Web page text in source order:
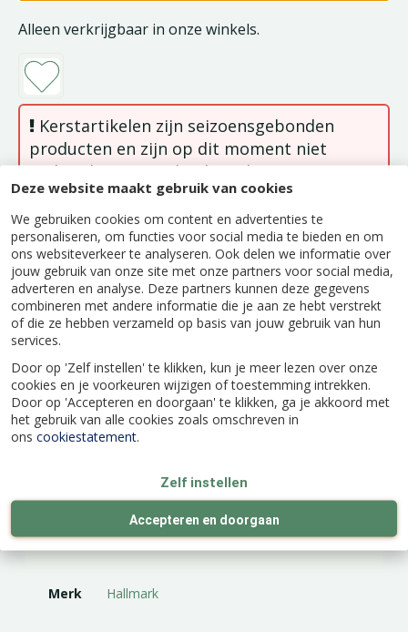
Deze website maakt gebruik van cookies
We gebruiken cookies om content en advertenties te
personaliseren, om functies voor social media te bieden en om
ons websiteverkeer te analyseren. Ook delen we informatie over
jouw gebruik van onze site met onze partners voor social media,
adverteren en analyse. Deze partners kunnen deze gegevens
combineren met andere informatie die je aan ze hebt verstrekt
of die ze hebben verzameld op basis van jouw gebruik van hun
services.
Door op 'Zelf instellen' te klikken, kun je meer lezen over onze
cookies en je voorkeuren wijzigen of toestemming intrekken.
Door op 'Accepteren en doorgaan' te klikken, ga je akkoord met
het gebruik van alle cookies zoals omschreven in
ons cookiestatement.
Zelf instellen
Accepteren en doorgaan
Alleen verkrijgbaar in onze winkels.
Kerstartikelen zijn seizoensgebonden
producten en zijn op dit moment niet
verkrijgbaar, zowel online als in onze
winkels. Deze artikelen zijn weer
beschikbaar in het kerstseizoen.
Beschrijving
Mickey als notenkraker; een klassieke en vrolijke
toevoeging voor een feestelijke kerstboom.
Specificaties
EAN code 8714304964235
Merk Hallmark